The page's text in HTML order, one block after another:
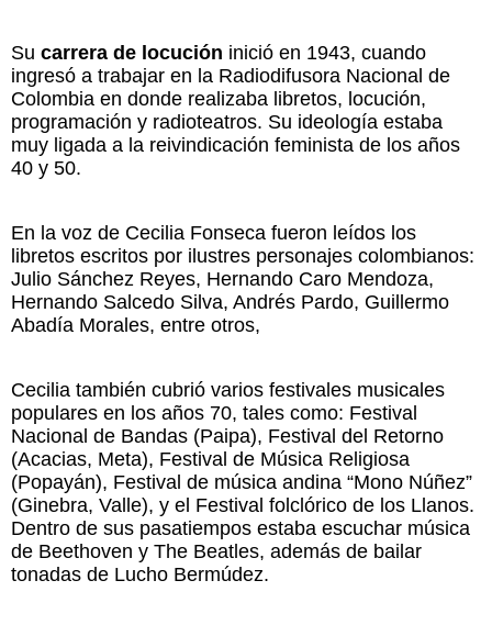
Su carrera de locución inició en 1943, cuando
ingresó a trabajar en la Radiodifusora Nacional de
Colombia en donde realizaba libretos, locución,
programación y radioteatros. Su ideología estaba
muy ligada a la reivindicación feminista de los años
40 y 50.
En la voz de Cecilia Fonseca fueron leídos los
libretos escritos por ilustres personajes colombianos:
Julio Sánchez Reyes, Hernando Caro Mendoza,
Hernando Salcedo Silva, Andrés Pardo, Guillermo
Abadía Morales, entre otros,
Cecilia también cubrió varios festivales musicales
populares en los años 70, tales como: Festival
Nacional de Bandas (Paipa), Festival del Retorno
(Acacias, Meta), Festival de Música Religiosa
(Popayán), Festival de música andina “Mono Núñez”
(Ginebra, Valle), y el Festival folclórico de los Llanos.
Dentro de sus pasatiempos estaba escuchar música
de Beethoven y The Beatles, además de bailar
tonadas de Lucho Bermúdez.